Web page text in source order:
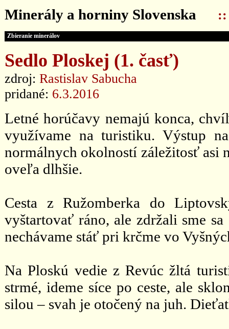
Minerály a horniny Slovenska ::
Zbieranie minerálov
Sedlo Ploskej (1. časť)
zdroj: Rastislav Sabucha
pridané: 6.3.2016
Letné horúčavy nemajú konca,
využívame na turistiku. Výstup
normálnych okolností záležitosť asi
oveľa dlhšie.
Cesta z Ružomberka do
vyštartovať ráno, ale zdržali sme
nechávame stáť pri krčme vo
Na Ploskú vedie z Revúc žltá
strmé, ideme síce po ceste, ale
silou – svah je otočený na juh.